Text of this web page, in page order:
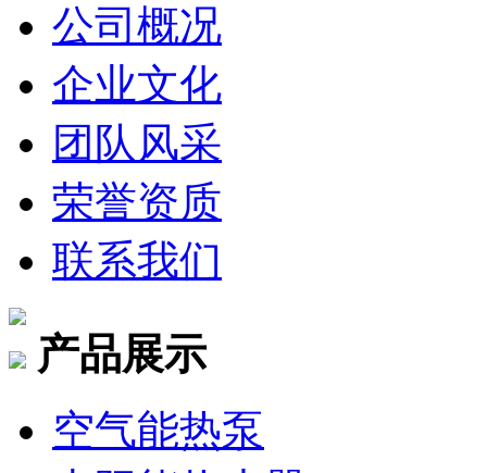
公司概况
企业文化
团队风采
荣誉资质
联系我们
产品展示
空气能热泵